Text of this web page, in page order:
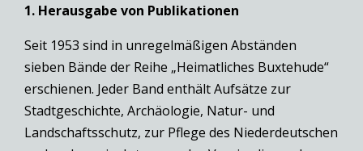
1. Herausgabe von Publikationen
Seit 1953 sind in unregelmäßigen Abständen
sieben Bände der Reihe „Heimatliches Buxtehude“
erschienen. Jeder Band enthält Aufsätze zur
Stadtgeschichte, Archäologie, Natur- und
Landschaftsschutz, zur Pflege des Niederdeutschen